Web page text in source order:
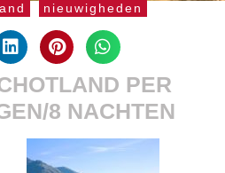
nieuwigheden
PER
8 NACHTEN